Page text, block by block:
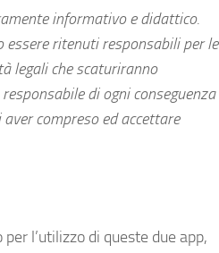
informativo e didattico.
essere ritenuti responsabili per le
legali che scaturiranno
di ogni conseguenza
compreso ed accettare
l’utilizzo di queste due app,